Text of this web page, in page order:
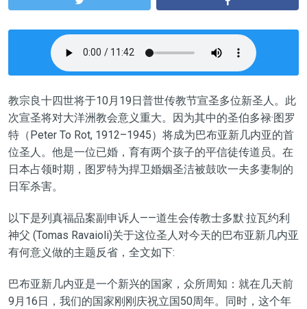
教宗良十四世将于10月19日普世传教节宣圣多位新圣人。此
次宣圣将对大洋洲教会意义重大。因为其中的圣伯多禄·图罗
特（Peter To Rot, 1912–1945）将成为巴布亚新几内亚的首
位圣人。他是一位已婚，育有两个孩子的平信徒传道员。在
日本占领时期，图罗特为捍卫婚姻圣洁被鼓吹一夫多妻制的
日军杀害。
以下是列真福品案副申诉人——道生会传教士多默·拉瓦约利
神父 (Tomas Ravaioli)关于这位圣人对今天的巴布亚新几内亚
有何意义做的主题反省，全文如下:
巴布亚新几内亚是一个新兴的国家，众所周知：就在几天前
9月16日，我们的国家刚刚庆祝立国50周年。同时，这个年